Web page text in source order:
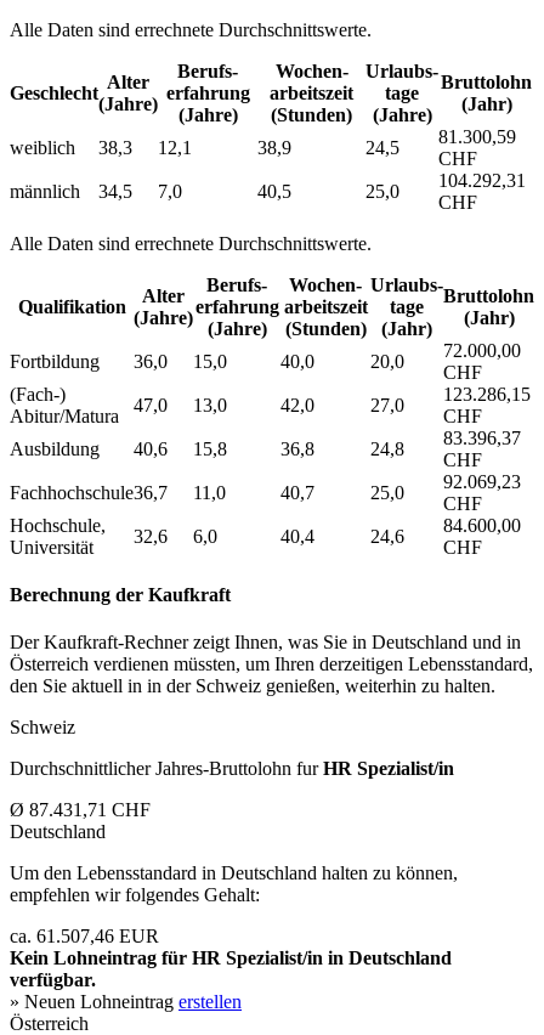
Alle Daten sind errechnete Durchschnittswerte.
Geschlecht
Alter
(Jahre)
Berufs­
erfahrung
(Jahre)
Wochen­
arbeitszeit
(Stunden)
Urlaubs­
tage
(Jahre)
Bruttolohn
(Jahr)
weiblich 38,3 12,1 38,9 24,5
81.300,59
CHF
männlich
34,5 7,0 40,5 25,0
104.292,31
CHF
Alle Daten sind errechnete Durchschnittswerte.
Qualifikation
Alter
(Jahre)
Berufs­
erfahrung
(Jahre)
Wochen­
arbeitszeit
(Stunden)
Urlaubs­
tage
(Jahr)
Bruttolohn
(Jahr)
Fortbildung 36,0 15,0 40,0 20,0
72.000,00
CHF
(Fach-)
Abitur/Matura
47,0 13,0 42,0 27,0
123.286,15
CHF
Ausbildung
40,6 15,8 36,8 24,8
83.396,37
CHF
Fachhochschule36,7 11,0 40,7 25,0
92.069,23
CHF
Hochschule,
Universität
32,6 6,0 40,4 24,6
84.600,00
CHF
Berechnung der Kaufkraft
Der Kaufkraft-Rechner zeigt Ihnen, was Sie in Deutschland und in
Österreich verdienen müssten, um Ihren derzeitigen Lebensstandard,
den Sie aktuell in in der Schweiz genießen, weiterhin zu halten.
Schweiz
Durchschnittlicher Jahres-Bruttolohn furHR Spezialist/in
Ø 87.431,71 CHF
Deutschland
Um den Lebensstandard in Deutschland halten zu können,
empfehlen wir folgendes Gehalt:
ca. 61.507,46 EUR
Kein Lohneintrag für HR Spezialist/in in Deutschland
verfügbar.
» Neuen Lohneintrag erstellen
Österreich